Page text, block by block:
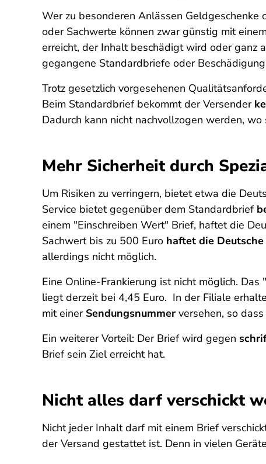
Wer zu besonderen Anlässen
oder Sachwerte können zwar günstig mit
erreicht, der Inhalt beschädigt wird oder ganz
gegangene Standardbriefe oder
Trotz gesetzlich vorgesehenen
Beim Standardbrief bekommt der Versender
Dadurch kann nicht nachvollzogen werden,
Mehr Sicherheit durch
Um Risiken zu verringern, bietet etwa die
Service bietet gegenüber dem Standardbrief
einem "Einschreiben Wert" Brief, haftet die
Sachwert bis zu 500 Euro haftet die
allerdings nicht möglich.
Eine Online-Frankierung ist nicht möglich.
liegt derzeit bei 4,45 Euro. In der Filiale
mit einer Sendungsnummer versehen, so
Ein weiterer Vorteil: Der Brief wird gegen
Brief sein Ziel erreicht hat.
Nicht alles darf verschickt
Nicht jeder Inhalt darf mit einem Brief
der Versand gestattet ist. Denn in vielen